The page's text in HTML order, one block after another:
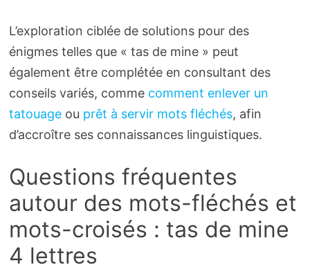
L’exploration ciblée de solutions pour des
énigmes telles que « tas de mine » peut
également être complétée en consultant des
conseils variés, comme comment enlever un
tatouageou prêt à servir mots fléchés, afin
d’accroître ses connaissances linguistiques.
Questions fréquentes
autour des mots-fléchés et
mots-croisés : tas de mine
4 lettres